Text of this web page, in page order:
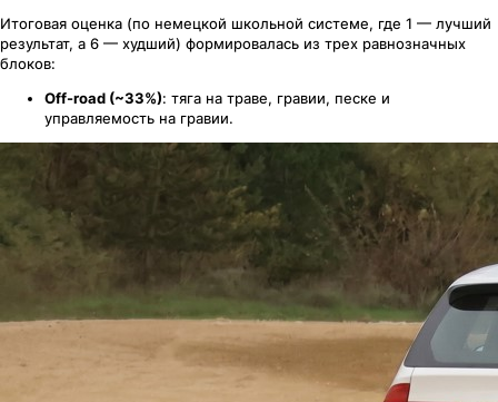
Итоговая оценка (по немецкой школьной системе, где 1 — лучший
результат, а 6 — худший) формировалась из трех равнозначных
блоков:
Off-road (~33%): тяга на траве, гравии, песке и
управляемость на гравии.